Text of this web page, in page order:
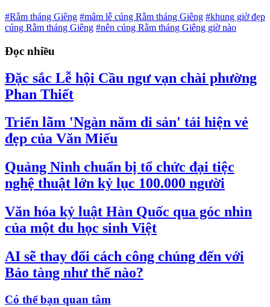
#Rằm tháng Giêng #mâm lễ cúng Rằm tháng Giêng #khung giờ đẹp
cúng Rằm tháng Giêng #nên cúng Rằm tháng Giêng giờ nào
Đọc nhiều
Đặc sắc Lễ hội Cầu ngư vạn chài phường
Phan Thiết
Triển lãm 'Ngàn năm di sản' tái hiện vẻ
đẹp của Văn Miếu
Quảng Ninh chuẩn bị tổ chức đại tiệc
nghệ thuật lớn kỷ lục 100.000 người
Văn hóa kỷ luật Hàn Quốc qua góc nhìn
của một du học sinh Việt
AI sẽ thay đổi cách công chúng đến với
Bảo tàng như thế nào?
Có thể bạn quan tâm